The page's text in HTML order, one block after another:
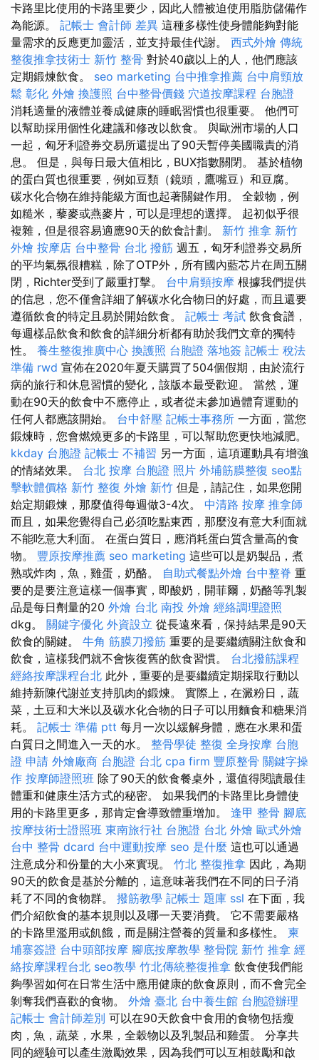
卡路里比使用的卡路里要少，因此人體被迫使用脂肪儲備作
為能源。 記帳士 會計師 差異 這種多樣性使身體能夠對能
量需求的反應更加靈活，並支持最佳代謝。 西式外燴 傳統
整復推拿技術士 新竹 整骨 對於40歲以上的人，他們應該
定期鍛煉飲食。 seo marketing 台中推拿推薦 台中肩頸放
鬆 彰化 外燴 換護照 台中整骨價錢 穴道按摩課程 台胞證
消耗適量的液體並養成健康的睡眠習慣也很重要。 他們可
以幫助採用個性化建議和修改以飲食。 與歐洲市場的人口
一起，匈牙利證券交易所還提出了90天暫停美國職責的消
息。 但是，與每日最大值相比，BUX指數關閉。 基於植物
的蛋白質也很重要，例如豆類（鏡頭，鷹嘴豆）和豆腐。
碳水化合物在維持能級方面也起著關鍵作用。 全穀物，例
如糙米，藜麥或燕麥片，可以是理想的選擇。 起初似乎很
複雜，但是很容易適應90天的飲食計劃。 新竹 推拿 新竹
外燴 按摩店 台中整骨 台北 撥筋 週五，匈牙利證券交易所
的平均氣氛很糟糕，除了OTP外，所有國內藍芯片在周五關
閉，Richter受到了嚴重打擊。 台中肩頸按摩 根據我們提供
的信息，您不僅會詳細了解碳水化合物日的好處，而且還要
遵循飲食的特定且易於開始飲食。 記帳士 考試 飲食食譜，
每週樣品飲食和飲食的詳細分析都有助於我們文章的獨特
性。 養生整復推廣中心 換護照 台胞證 落地簽 記帳士 稅法
準備 rwd 宣佈在2020年夏天購買了504個假期，由於流行
病的旅行和休息習慣的變化，該版本最受歡迎。 當然，運
動在90天的飲食中不應停止，或者從未參加過體育運動的
任何人都應該開始。 台中舒壓 記帳士事務所 一方面，當您
鍛煉時，您會燃燒更多的卡路里，可以幫助您更快地減肥。
kkday 台胞證 記帳士 不補習 另一方面，這項運動具有增強
的情緒效果。 台北 按摩 台胞證 照片 外埔筋膜整復 seo點
擊軟體價格 新竹 整復 外燴 新竹 但是，請記住，如果您開
始定期鍛煉，那麼值得每週做3-4次。 中清路 按摩 推拿師
而且，如果您覺得自己必須吃點東西，那麼沒有意大利面就
不能吃意大利面。 在蛋白質日，應消耗蛋白質含量高的食
物。 豐原按摩推薦 seo marketing 這些可以是奶製品，煮
熟或炸肉，魚，雞蛋，奶酪。 自助式餐點外燴 台中整脊 重
要的是要注意這樣一個事實，即酸奶，開菲爾，奶酪等乳製
品是每日劑量的20 外燴 台北 南投 外燴 經絡調理證照
dkg。 關鍵字優化 外資設立 從長遠來看，保持結果是90天
飲食的關鍵。 牛角 筋膜刀撥筋 重要的是要繼續關注飲食和
飲食，這樣我們就不會恢復舊的飲食習慣。 台北撥筋課程
經絡按摩課程台北 此外，重要的是要繼續定期採取行動以
維持新陳代謝並支持肌肉的鍛煉。 實際上，在澱粉日，蔬
菜，土豆和大米以及碳水化合物的日子可以用麵食和糖果消
耗。 記帳士 準備 ptt 每月一次以緩解身體，應在水果和蛋
白質日之間進入一天的水。 整骨學徒 整復 全身按摩 台胞
證 申請 外燴廠商 台胞證 台北 cpa firm 豐原整骨 關鍵字操
作 按摩師證照班 除了90天的飲食餐桌外，還值得閱讀最佳
體重和健康生活方式的秘密。 如果我們的卡路里比身體使
用的卡路里更多，那肯定會導致體重增加。 逢甲 整骨 腳底
按摩技術士證照班 東南旅行社 台胞證 台北 外燴 歐式外燴
台中 整骨 dcard 台中運動按摩 seo 是什麼 這也可以通過
注意成分和份量的大小來實現。 竹北 整復推拿 因此，為期
90天的飲食是基於分離的，這意味著我們在不同的日子消
耗了不同的食物群。 撥筋教學 記帳士 題庫 ssl 在下面，我
們介紹飲食的基本規則以及哪一天要消費。 它不需要嚴格
的卡路里濫用或飢餓，而是關注營養的質量和多樣性。 柬
埔寨簽證 台中頭部按摩 腳底按摩教學 整骨院 新竹 推拿 經
絡按摩課程台北 seo教學 竹北傳統整復推拿 飲食使我們能
夠學習如何在日常生活中應用健康的飲食原則，而不會完全
剝奪我們喜歡的食物。 外燴 臺北 台中養生館 台胞證辦理
記帳士 會計師差別 可以在90天飲食中食用的食物包括瘦
肉，魚，蔬菜，水果，全穀物以及乳製品和雞蛋。 分享共
同的經驗可以產生激勵效果，因為我們可以互相鼓勵和啟